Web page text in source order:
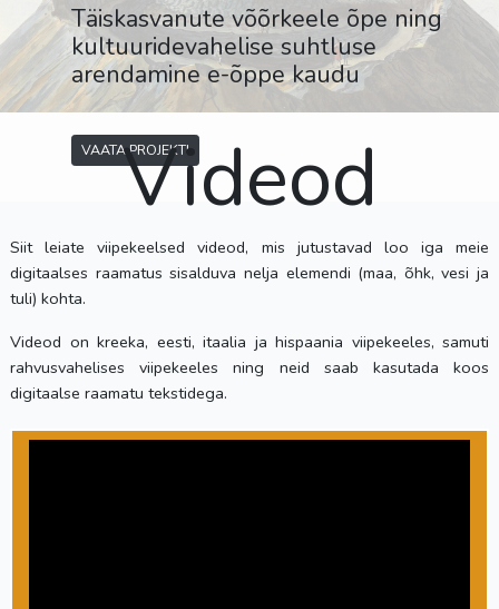
Täiskasvanute võõrkeele õpe ning
kultuuridevahelise suhtluse
arendamine e-õppe kaudu
VAATA PROJEKTI
Videod
Siit leiate viipekeelsed videod, mis jutustavad loo iga meie
digitaalses raamatus sisalduva nelja elemendi (maa, õhk, vesi ja
tuli) kohta.
Videod on kreeka, eesti, itaalia ja hispaania viipekeeles, samuti
rahvusvahelises viipekeeles ning neid saab kasutada koos
digitaalse raamatu tekstidega.